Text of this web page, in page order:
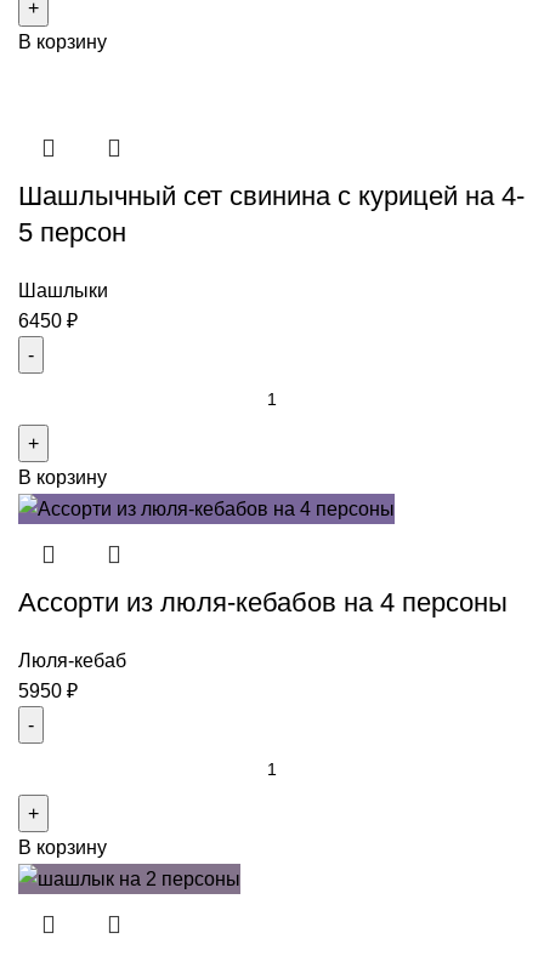
Ассорти
из
персоны
В корзину
Шашлычный сет свинина с курицей на 4-
5 персон
Шашлыки
6450 ₽
Шашлычный
сет
свинина
курицей
на
5
персон
В корзину
Ассорти из люля-кебабов на 4 персоны
Люля-кебаб
5950 ₽
Ассорти
из
люля-
В корзину